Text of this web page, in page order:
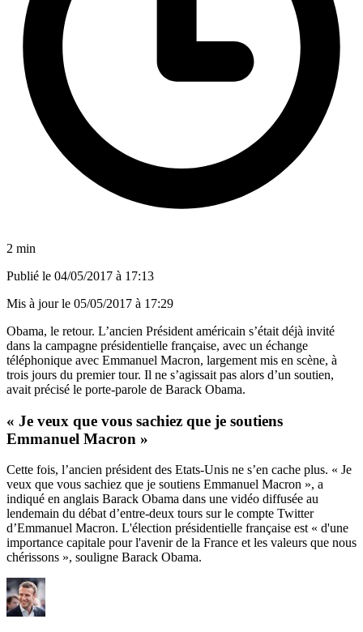
2 min
Publié le 04/05/2017 à 17:13
Mis à jour le 05/05/2017 à 17:29
Obama, le retour. L’ancien Président américain s’était déjà invité
dans la campagne présidentielle française, avec un échange
téléphonique avec Emmanuel Macron, largement mis en scène, à
trois jours du premier tour. Il ne s’agissait pas alors d’un soutien,
avait précisé le porte-parole de Barack Obama.
« Je veux que vous sachiez que je soutiens
Emmanuel Macron »
Cette fois, l’ancien président des Etats-Unis ne s’en cache plus. « Je
veux que vous sachiez que je soutiens Emmanuel Macron », a
indiqué en anglais Barack Obama dans une vidéo diffusée au
lendemain du débat d’entre-deux tours sur le compte Twitter
d’Emmanuel Macron. L'élection présidentielle française est « d'une
importance capitale pour l'avenir de la France et les valeurs que nous
chérissons », souligne Barack Obama.